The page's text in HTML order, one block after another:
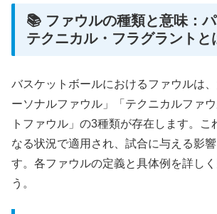
📚 ファウルの種類と意味：パ
テクニカル・フラグラントと
バスケットボールにおけるファウルは
ーソナルファウル」「テクニカルファ
トファウル」の3種類が存在します。こ
なる状況で適用され、試合に与える影
す。各ファウルの定義と具体例を詳し
う。